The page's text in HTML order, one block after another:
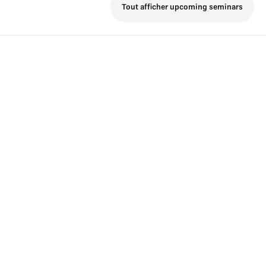
Tout afficher upcoming seminars